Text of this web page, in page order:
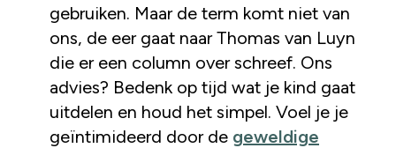
gebruiken. Maar de term komt niet van
ons, de eer gaat naar Thomas van Luyn
die er een column over schreef. Ons
advies? Bedenk op tijd wat je kind gaat
uitdelen en houd het simpel. Voel je je
geïntimideerd door de geweldige